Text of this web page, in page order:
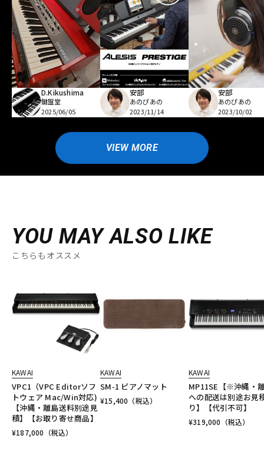
D.Kikushima
鍵盤堂
2025/06/05
安部
あのぴあの
2023/11/14
安部
あのぴあの
2023/10/02
VIEW MORE
YOU MAY ALSO LIKE
こちらもオススメ
KAWAI
VPC1（VPC Editorソフ
トウェア Mac/Win対応)
【沖縄・離島送料別途見
積】【お取り寄せ商品】
¥187,000 （税込）
KAWAI
SM-1 ピアノマット
¥15,400 （税込）
KAWAI
MP11SE【※沖縄・
への配送は別途お見
り】【代引不可】
¥319,000 （税込）